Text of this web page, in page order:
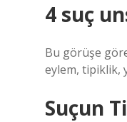
4 suç
Bu görüşe
eylem, tipiklik,
Suçun